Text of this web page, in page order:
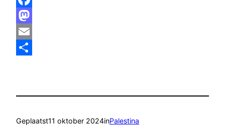
Facebook
Mastodon
Email
Geplaatst11 oktober 2024inPalestina